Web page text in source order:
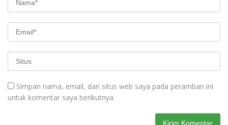
Simpan nama, email, dan situs web saya pada peramban ini
untuk komentar saya berikutnya.